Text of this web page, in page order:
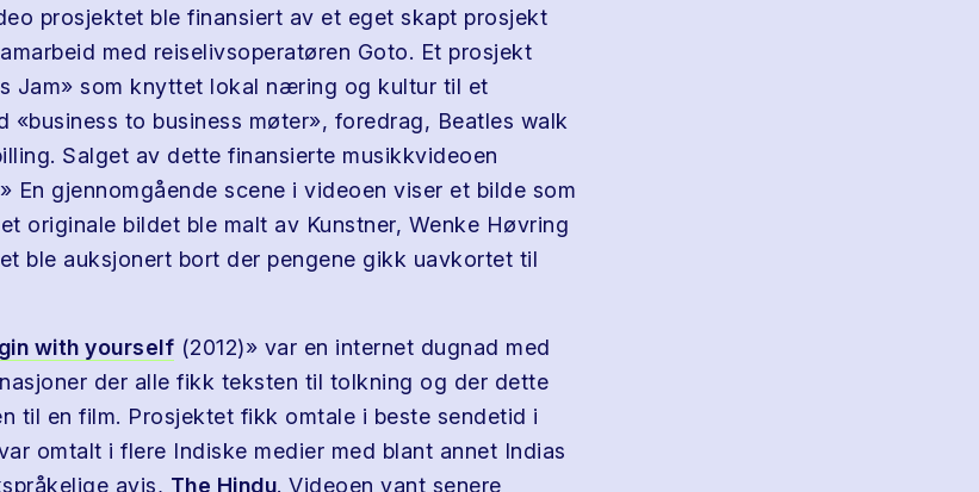
prosjektet ble finansiert av et eget skapt prosjekt
med reiselivsoperatøren Goto. Et prosjekt
Jam» som knyttet lokal næring og kultur til et
«business to business møter», foredrag, Beatles walk
Salget av dette finansierte musikkvideoen
En gjennomgående scene i videoen viser et bilde som
originale bildet ble malt av Kunstner, Wenke Høvring
ble auksjonert bort der pengene gikk uavkortet til
with yourself (2012)» var en internet dugnad med
der alle fikk teksten til tolkning og der dette
til en film. Prosjektet fikk omtale i beste sendetid i
omtalt i flere Indiske medier med blant annet Indias
avis, The Hindu. Videoen vant senere